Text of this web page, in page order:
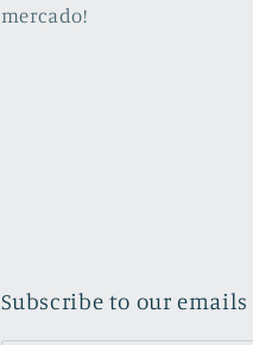
mercado!
Subscribe to our emails